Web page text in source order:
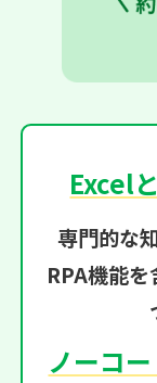
Excel
専門的な
RPA機能
ノーコ